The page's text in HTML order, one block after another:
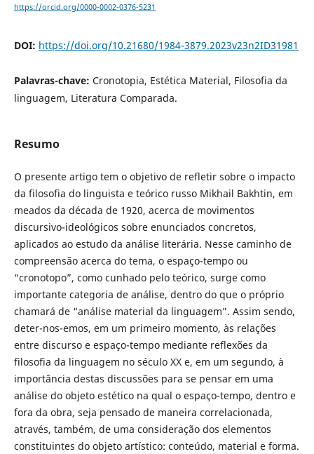
https://orcid.org/0000-0002-0376-5231
DOI: https://doi.org/10.21680/1984-3879.2023v23n2ID31981
Palavras-chave: Cronotopia, Estética Material, Filosofia da
linguagem, Literatura Comparada.
Resumo
O presente artigo tem o objetivo de refletir sobre o impacto
da filosofia do linguista e teórico russo Mikhail Bakhtin, em
meados da década de 1920, acerca de movimentos
discursivo-ideológicos sobre enunciados concretos,
aplicados ao estudo da análise literária. Nesse caminho de
compreensão acerca do tema, o espaço-tempo ou
“cronotopo”, como cunhado pelo teórico, surge como
importante categoria de análise, dentro do que o próprio
chamará de “análise material da linguagem”. Assim sendo,
deter-nos-emos, em um primeiro momento, às relações
entre discurso e espaço-tempo mediante reflexões da
filosofia da linguagem no século XX e, em um segundo, à
importância destas discussões para se pensar em uma
análise do objeto estético na qual o espaço-tempo, dentro e
fora da obra, seja pensado de maneira correlacionada,
através, também, de uma consideração dos elementos
constituintes do objeto artístico: conteúdo, material e forma.